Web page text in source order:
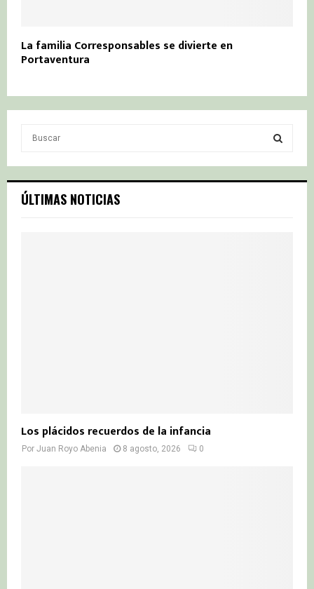
La familia Corresponsables se divierte en
Portaventura
c
h
S
ÚLTIMAS NOTICIAS
Los plácidos recuerdos de la infancia
Por Juan Royo Abenia 8 agosto, 2026 0